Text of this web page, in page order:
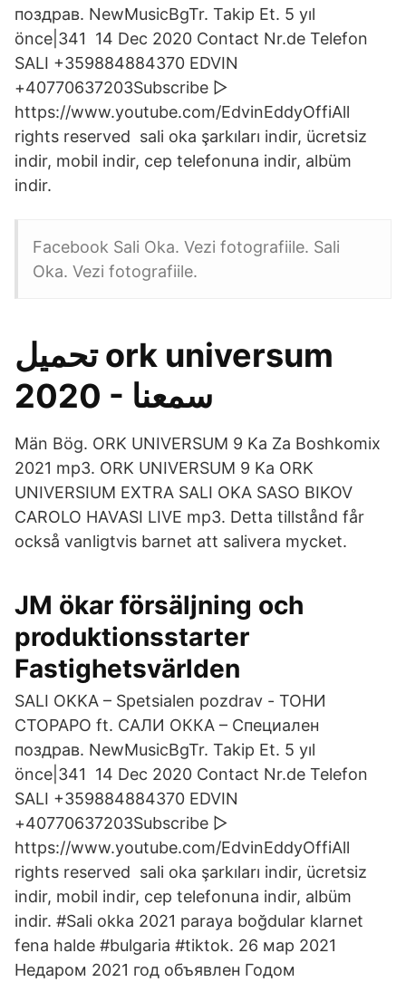
поздрав. NewMusicBgTr. Takip Et. 5 yıl
önce|341 14 Dec 2020 Contact Nr.de Telefon
SALI +359884884370 EDVIN
+40770637203Subscribe ▻
https://www.youtube.com/EdvinEddyOffiAll
rights reserved sali oka şarkıları indir, ücretsiz
indir, mobil indir, cep telefonuna indir, albüm
indir.
Facebook Sali Oka. Vezi fotografiile. Sali
Oka. Vezi fotografiile.
تحميل ork universum
2020 - سمعنا
Män Bög. ORK UNIVERSUM 9 Ka Za Boshkomix
2021 mp3. ORK UNIVERSUM 9 Ka ORK
UNIVERSIUM EXTRA SALI OKA SASO BIKOV
CAROLO HAVASI LIVE mp3. Detta tillstånd får
också vanligtvis barnet att salivera mycket.
JM ökar försäljning och
produktionsstarter
Fastighetsvärlden
SALI OKKA – Spetsialen pozdrav - ТОНИ
СТОРАРО ft. САЛИ ОККА – Специален
поздрав. NewMusicBgTr. Takip Et. 5 yıl
önce|341 14 Dec 2020 Contact Nr.de Telefon
SALI +359884884370 EDVIN
+40770637203Subscribe ▻
https://www.youtube.com/EdvinEddyOffiAll
rights reserved sali oka şarkıları indir, ücretsiz
indir, mobil indir, cep telefonuna indir, albüm
indir. #Sali okka 2021 paraya boğdular klarnet
fena halde #bulgaria #tiktok. 26 мар 2021
Недаром 2021 год объявлен Годом